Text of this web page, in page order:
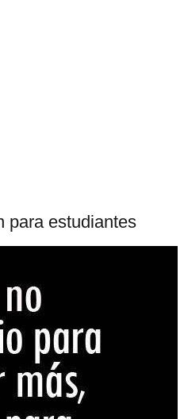
para estudiantes